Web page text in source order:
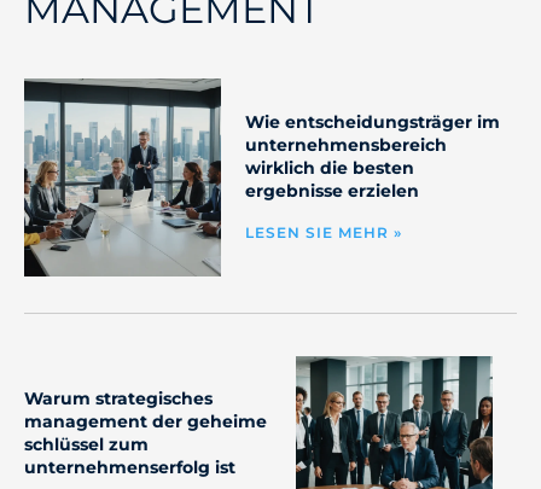
MANAGEMENT
Wie entscheidungsträger im
unternehmensbereich
wirklich die besten
ergebnisse erzielen
LESEN SIE MEHR »
Warum strategisches
management der geheime
schlüssel zum
unternehmenserfolg ist